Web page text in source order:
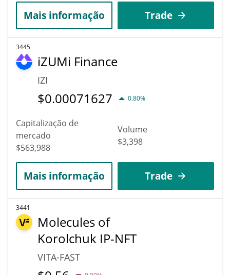
Mais informação Trade
3445
iZUMi Finance
IZI
$0.00071627 0.80%
Capitalização de
mercado
$563,988
Volume
$3,398
Mais informação Trade
3441
Molecules of
Korolchuk IP-NFT
VITA-FAST